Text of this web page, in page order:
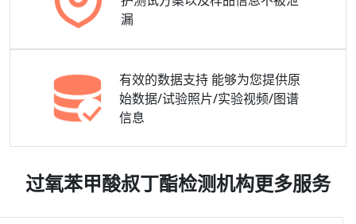
漏
有效的数据支持 能够为您提供原
始数据/试验照片/实验视频/图谱
信息
过氧苯甲酸叔丁酯检测机构更多服务